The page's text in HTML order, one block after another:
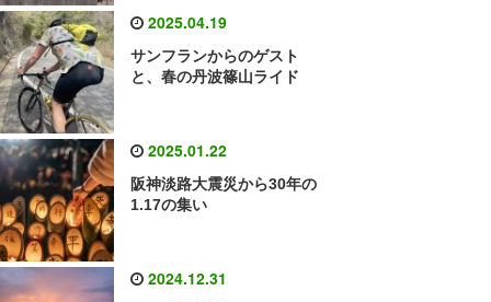
2025.04.19
サンフランからのゲスト
と、春の丹波篠山ライド
2025.01.22
阪神淡路大震災から30年の
1.17の集い
2024.12.31